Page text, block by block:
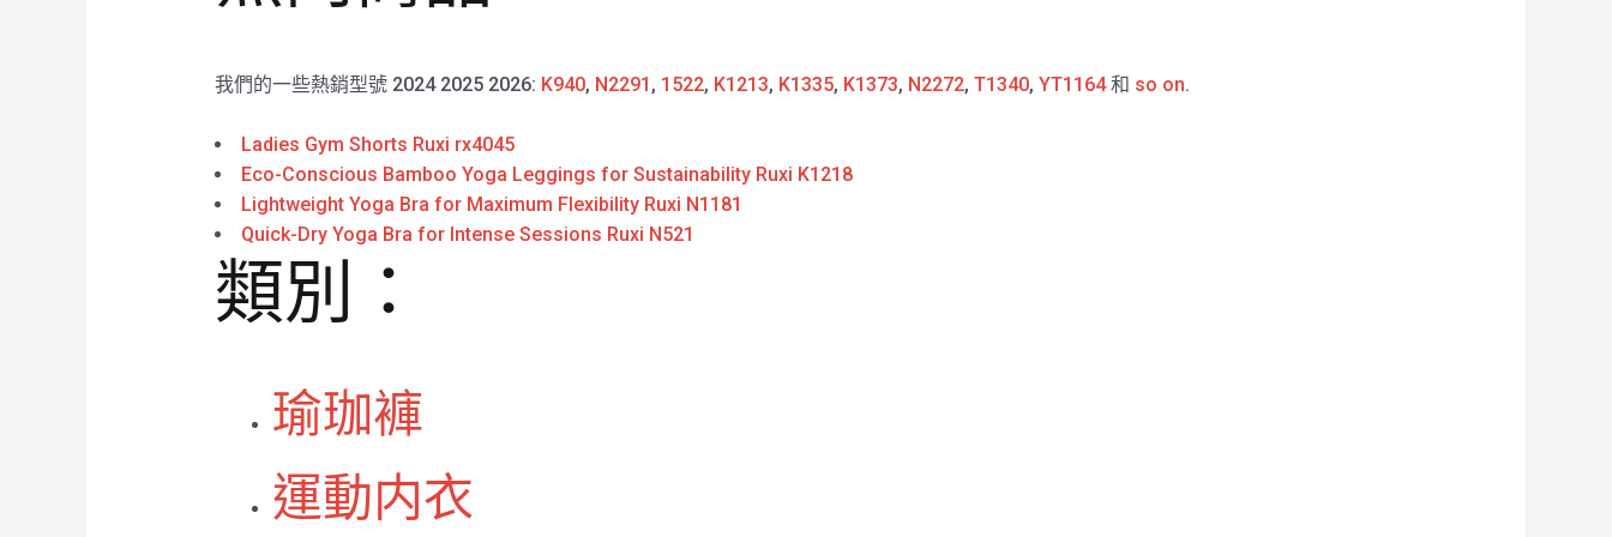
我們的一些熱銷型號 2024 2025 2026: K940, N2291 , 1522, K1213, K1335, K1373, N2272, T1340, YT1164和 so on.
Ladies Gym Shorts Ruxi rx4045
Eco-Conscious Bamboo Yoga Leggings for Sustainability Ruxi K1218
Lightweight Yoga Bra for Maximum Flexibility Ruxi N1181
Quick-Dry Yoga Bra for Intense Sessions Ruxi N521
類別：
瑜珈褲
運動内衣